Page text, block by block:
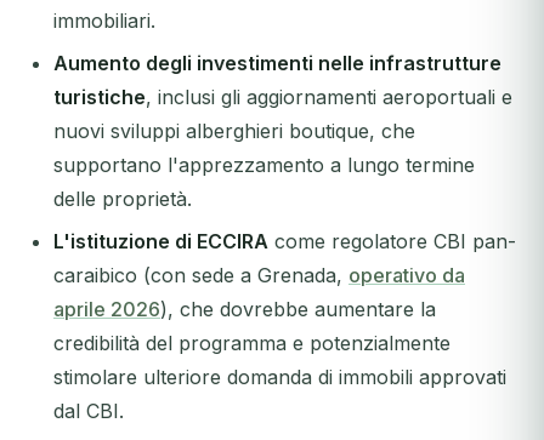
immobiliari.
Aumento degli investimenti nelle infrastrutture
turistiche, inclusi gli aggiornamenti aeroportuali e
nuovi sviluppi alberghieri boutique, che
supportano l'apprezzamento a lungo termine
delle proprietà.
L'istituzione di ECCIRA come regolatore CBI pan-
caraibico (con sede a Grenada, operativo da
aprile 2026), che dovrebbe aumentare la
credibilità del programma e potenzialmente
stimolare ulteriore domanda di immobili approvati
dal CBI.